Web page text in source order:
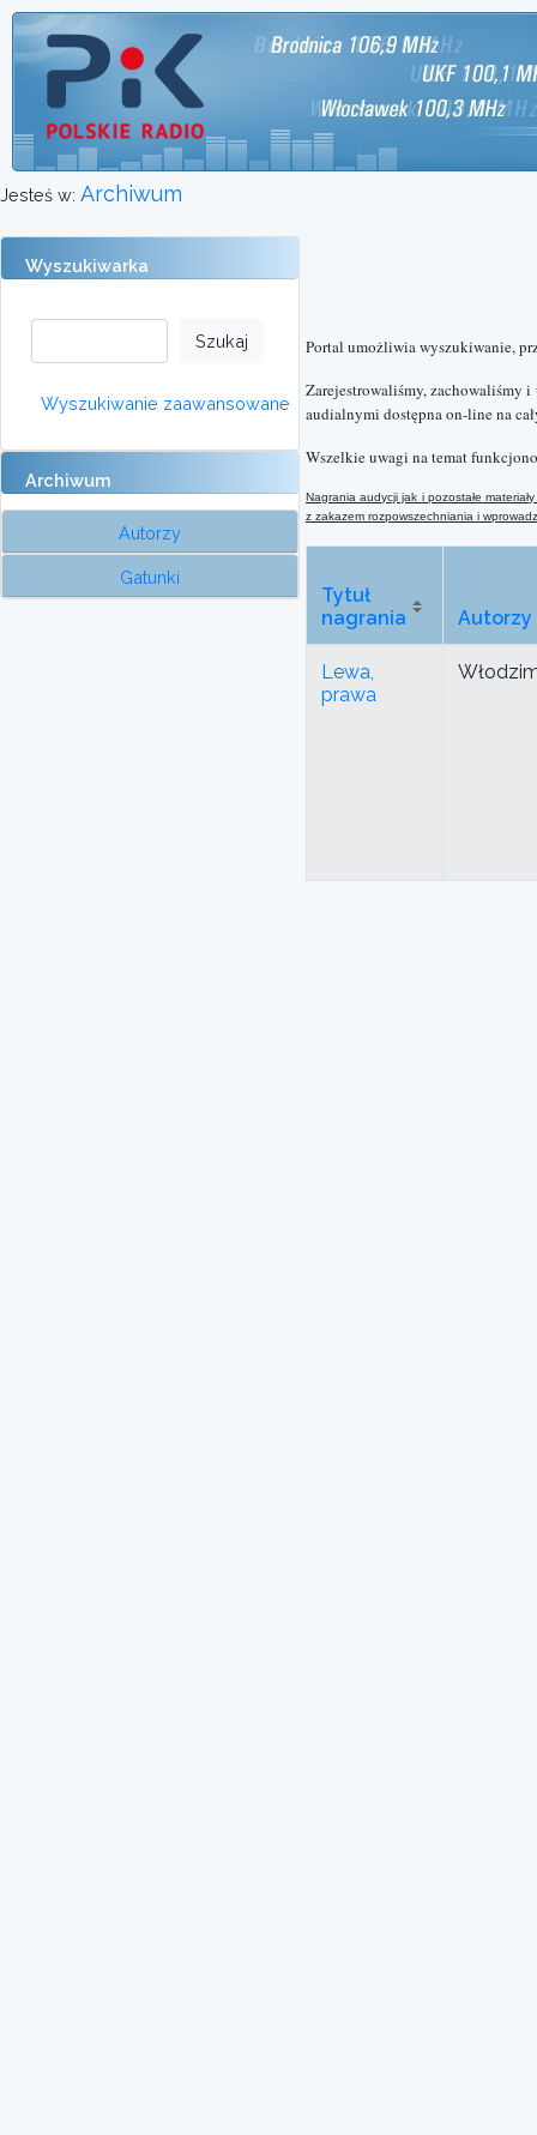
Jesteś w: Archiwum
Wyszukiwarka
Wyszukiwanie zaawansowane
Archiwum
Autorzy
Gatunki
Portal umożliwia wyszukiwanie,
Zarejestrowaliśmy, zachowaliśmy
audialnymi dostępna on-line na
Wszelkie uwagi na temat
Nagrania audycji jak i pozostałe
z zakazem rozpowszechniania i
Tytuł
nagrania
Autorzy
Lewa,
prawa